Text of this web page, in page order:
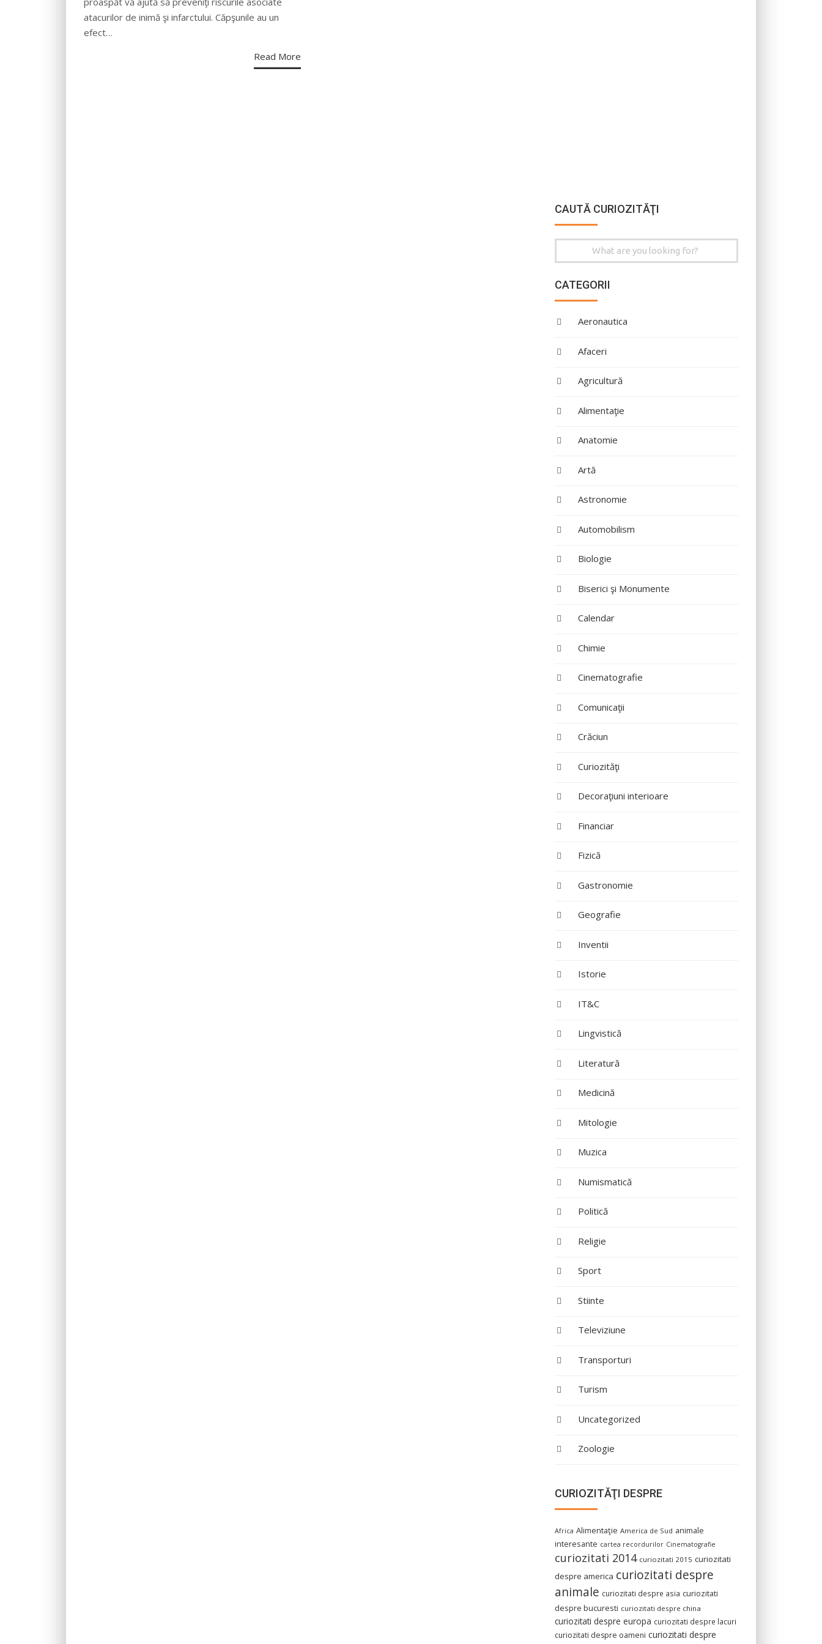
atacurilor de inimă şi infarctului. Căpşunile au un
efect…
Read More
CAUTĂ CURIOZITĂŢI
Search
CATEGORII
Aeronautica
Afaceri
Agricultură
Alimentaţie
Anatomie
Artă
Astronomie
Automobilism
Biologie
Biserici şi Monumente
Calendar
Chimie
Cinematografie
Comunicaţii
Crăciun
Curiozităţi
Decoraţiuni interioare
Financiar
Fizică
Gastronomie
Geografie
Inventii
Istorie
IT&C
Lingvistică
Literatură
Medicină
Mitologie
Muzica
Numismatică
Politică
Religie
Sport
Stiinte
Televiziune
Transporturi
Turism
Uncategorized
Zoologie
CURIOZITĂŢI DESPRE
Africa Alimentaţie America de Sud animale
interesante cartea recordurilor Cinematografie
curiozitati 2014 curiozitati 2015 curiozitati
despre america curiozitati despre
animale curiozitati despre asia curiozitati
despre bucuresti curiozitati despre china
curiozitati despre europa curiozitati despre lacuri
curiozitati despre oameni curiozitati despre